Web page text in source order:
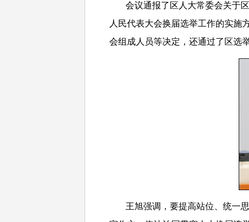
会议通报了区人大常委会关于
人民代表大会换届选举工作的实施
会组成人员等决定，还通过了区选
王旭强调，要提高站位、统一